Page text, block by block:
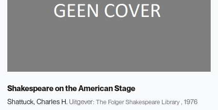
Shakespeare on the American Stage
Shattuck, Charles H. Uitgever: The Folger Shakespeare Library , 1976